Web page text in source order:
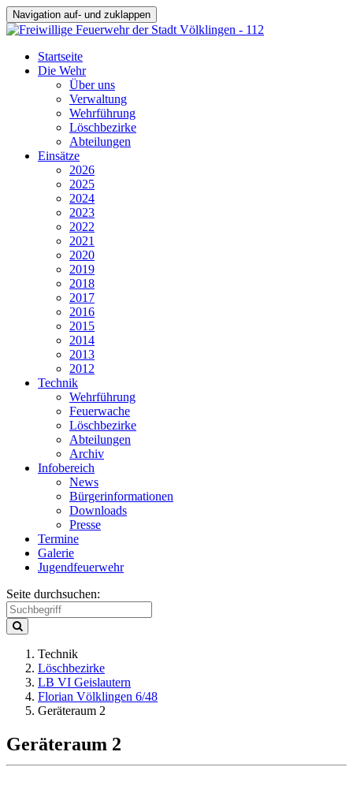
Navigation auf- und zuklappen
Startseite
Die Wehr
Über uns
Verwaltung
Wehrführung
Löschbezirke
Abteilungen
Einsätze
2026
2025
2024
2023
2022
2021
2020
2019
2018
2017
2016
2015
2014
2013
2012
Technik
Wehrführung
Feuerwache
Löschbezirke
Abteilungen
Archiv
Infobereich
News
Bürgerinformationen
Downloads
Presse
Termine
Galerie
Jugendfeuerwehr
Seite durchsuchen:
Technik
Löschbezirke
LB VI Geislautern
Florian Völklingen 6/48
Geräteraum 2
Geräteraum 2